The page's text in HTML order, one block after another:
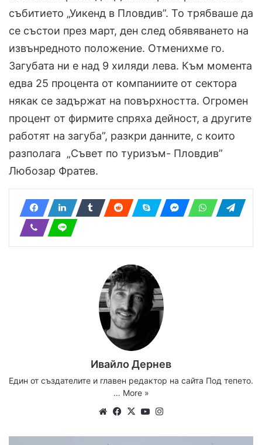
събитието „Уикенд в Пловдив”. То трябваше да
се състои през март, ден след обявяването на
извънредното положение. Отменихме го.
Загубата ни е над 9 хиляди лева. Към момента
едва 25 процента от компаниите от сектора
някак се задържат на повърхността. Огромен
процент от фирмите спряха дейност, а другите
работят на загуба”, разкри данните, с които
разполага „Съвет по туризъм- Пловдив”
Любозар Фратев.
Ивайло Дернев
Един от създателите и главен редактор на сайта Под тепето.
… More »
We
te
Fa
bo
X
Yo
ub ra